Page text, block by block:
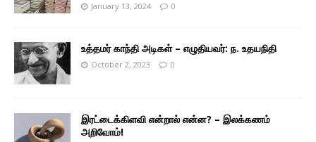
January 13, 2024 0
உத்தமர் காந்தி அடிகள் – எழுதியவர்: ந. உதயநிதி
October 2, 2023 0
இரட்டைக்கிளவி என்றால் என்ன? – இலக்கணம்
அறிவோம்!